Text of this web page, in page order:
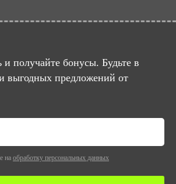
получайте бонусы. Будьте в
выгодных предложений от
на обработку персональных данных